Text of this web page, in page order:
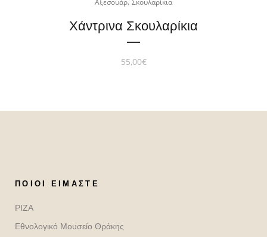
Αξεσουάρ Σκουλαρίκια
Χάντρινα Σκουλαρίκια
55,00€
ΠΟΙΟΙ ΕΊΜΑΣΤΕ
ΡΙΖΑ
Εθνολογικό Μουσείο Θράκης